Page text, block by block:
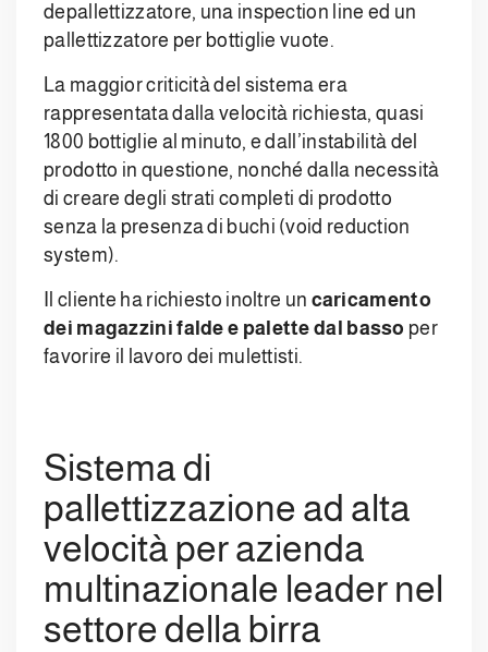
depallettizzatore, una inspection line ed un
pallettizzatore per bottiglie vuote.
La maggior criticità del sistema era
rappresentata dalla velocità richiesta, quasi
1800 bottiglie al minuto, e dall’instabilità del
prodotto in questione, nonché dalla necessità
di creare degli strati completi di prodotto
senza la presenza di buchi (void reduction
system).
Il cliente ha richiesto inoltre un caricamento
dei magazzini falde e palette dal basso per
favorire il lavoro dei mulettisti.
Sistema di
pallettizzazione ad alta
velocità per azienda
multinazionale leader nel
settore della birra